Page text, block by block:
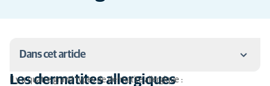
Dans cet article
Les dermatites allergiques
Il y a quatre grand types de dermatite allergique :